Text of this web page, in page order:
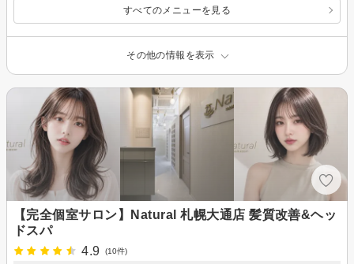
すべてのメニューを見る
その他の情報を表示
【完全個室サロン】Natural 札幌大通店 髪質改善&ヘッ
ドスパ
4.9
(10件)